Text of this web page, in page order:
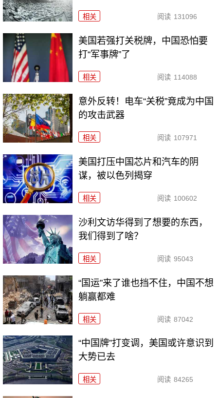
相关 阅读 131096
美国若强打关税牌，中国恐怕要
打“军事牌”了
相关 阅读 114088
意外反转！电车“关税”竟成为中国
的攻击武器
相关 阅读 107971
美国打压中国芯片和汽车的阴
谋，被以色列揭穿
相关 阅读 100602
沙利文访华得到了想要的东西，
我们得到了啥？
相关 阅读 95043
“国运”来了谁也挡不住，中国不想
躺赢都难
相关 阅读 87042
“中国牌”打变调，美国或许意识到
大势已去
相关 阅读 84265